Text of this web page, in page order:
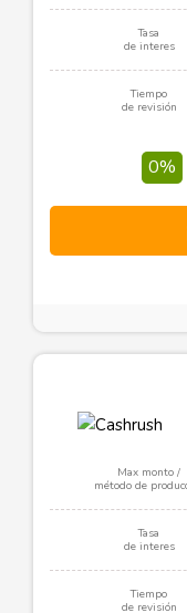
Tasa
de interes
Tiempo
de revisión
0%
Max monto /
método de
Tasa
de interes
Tiempo
de revisión